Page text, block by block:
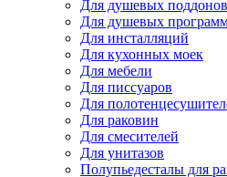
Для душевых поддонов
Для душевых
Для инсталляций
Для кухонных моек
Для мебели
Для писсуаров
Для
Для раковин
Для смесителей
Для унитазов
Полупьедесталы для